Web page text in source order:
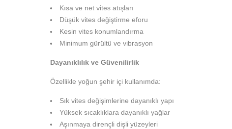
Kısa ve net vites atışları
Düşük vites değiştirme eforu
Kesin vites konumlandırma
Minimum gürültü ve vibrasyon
Dayanıklılık ve Güvenilirlik
Özellikle yoğun şehir içi kullanımda:
Sık vites değişimlerine dayanıklı yapı
Yüksek sıcaklıklara dayanıklı yağlar
Aşınmaya dirençli dişli yüzeyleri